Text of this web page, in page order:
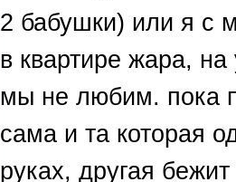
2 бабушки) или я с
в квартире жара,
мы не любим. пока
сама и та которая
руках, другая